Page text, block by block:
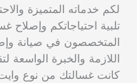
لكم خدماته المتميزة
تلبية احتياجاتكم وإصلاح
المتخصصون في صيانة
اللازمة والخبرة الواسعة
كانت غسالتك من نوع